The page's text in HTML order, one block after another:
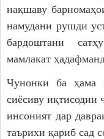
Қонунҳо
нақшаву
намудани рушди
бардоштани
мамлакат
Чунонки ба ҳама
сиёсиву иқтисодии
инсоният дар
таърихи қариб сад